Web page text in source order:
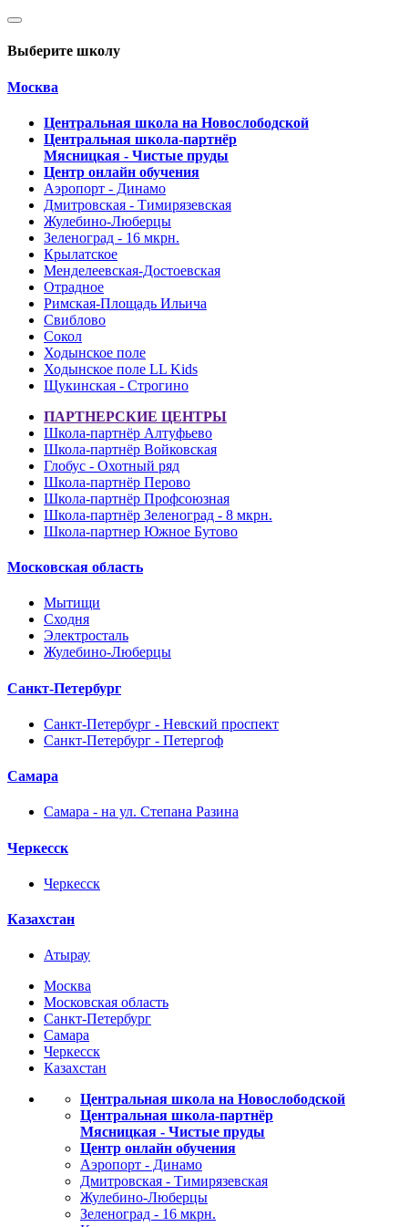
Выберите школу
Москва
Центральная школа на Новослободской
Центральная школа-партнёр
Мясницкая - Чистые пруды
Центр онлайн обучения
Аэропорт - Динамо
Дмитровская - Тимирязевская
Жулебино-Люберцы
Зеленоград - 16 мкрн.
Крылатское
Менделеевская-Достоевская
Отрадное
Римская-Площадь Ильича
Свиблово
Сокол
Ходынское поле
Ходынское поле LL Kids
Щукинская - Строгино
ПАРТНЕРСКИЕ ЦЕНТРЫ
Школа-партнёр Алтуфьево
Школа-партнёр Войковская
Глобус - Охотный ряд
Школа-партнёр Перово
Школа-партнёр Профсоюзная
Школа-партнёр Зеленоград - 8 мкрн.
Школа-партнер Южное Бутово
Московская область
Мытищи
Сходня
Электросталь
Жулебино-Люберцы
Санкт-Петербург
Санкт-Петербург - Невский проспект
Санкт-Петербург - Петергоф
Самара
Самара - на ул. Степана Разина
Черкесск
Черкесск
Казахстан
Атырау
Москва
Московская область
Санкт-Петербург
Самара
Черкесск
Казахстан
Центральная школа на Новослободской
Центральная школа-партнёр
Мясницкая - Чистые пруды
Центр онлайн обучения
Аэропорт - Динамо
Дмитровская - Тимирязевская
Жулебино-Люберцы
Зеленоград - 16 мкрн.